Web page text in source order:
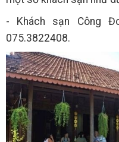
- Khách sạn Công
075.3822408.